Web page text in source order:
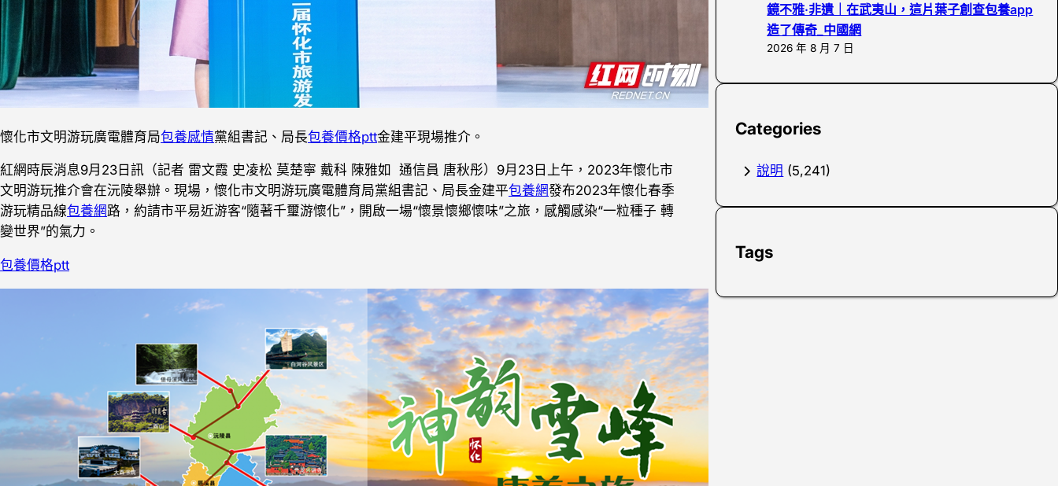
懷化市文明游玩廣電體育局包養感情黨組書記、局長包養價格ptt金建平現場推介。
紅網時辰消息9月23日訊（記者 雷文霞 史凌松 莫楚寧 戴科 陳雅如 通信員 唐秋彤）9月23日上午，2023年懷化市
文明游玩推介會在沅陵舉辦。現場，懷化市文明游玩廣電體育局黨組書記、局長金建平包養網發布2023年懷化春季
游玩精品線包養網路，約請市平易近游客“隨著千璽游懷化”，開啟一場“懷景懷鄉懷味”之旅，感觸感染“一粒種子 轉
變世界”的氣力。
包養價格ptt
鏡不雅·非遺｜在武夷山，這片葉子創查包養app
造了傳奇_中國網
2026 年 8 月 7 日
Categories
說明 (5,241)
Tags